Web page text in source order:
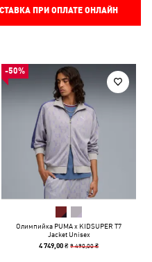
ПРИ ОПЛАТЕ ОНЛАЙН
-50%
Олимпийка PUMA x KIDSUPER T7
Jacket Unisex
4 749,00 ₴9 490,00 ₴